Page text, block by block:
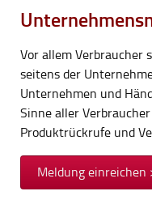
Vor allem Verbraucher
seitens der
Unternehmen und
Sinne aller
Produktrückrufe und
Meldung einreichen